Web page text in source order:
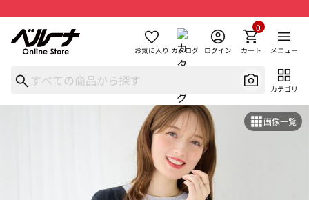
お気に入り カタログ ログイン カート
0
メニュー
カテゴリ
画像一覧